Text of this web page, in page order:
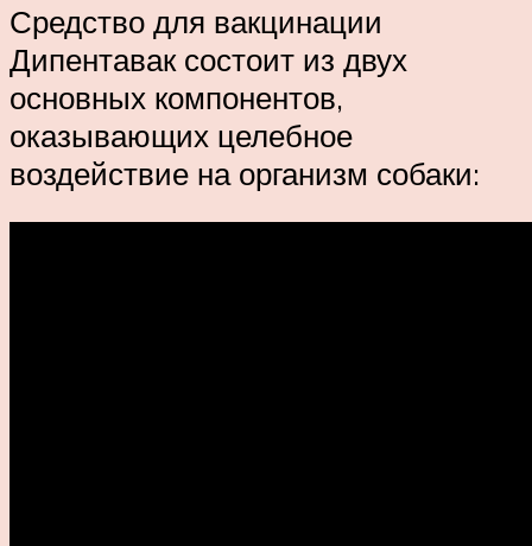
Средство для вакцинации
Дипентавак состоит из двух
основных компонентов,
оказывающих целебное
воздействие на организм собаки: